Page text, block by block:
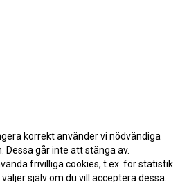
korrekt använder vi nödvändiga
går inte att stänga av.
frivilliga cookies, t.ex. för statistik
själv om du vill acceptera dessa.